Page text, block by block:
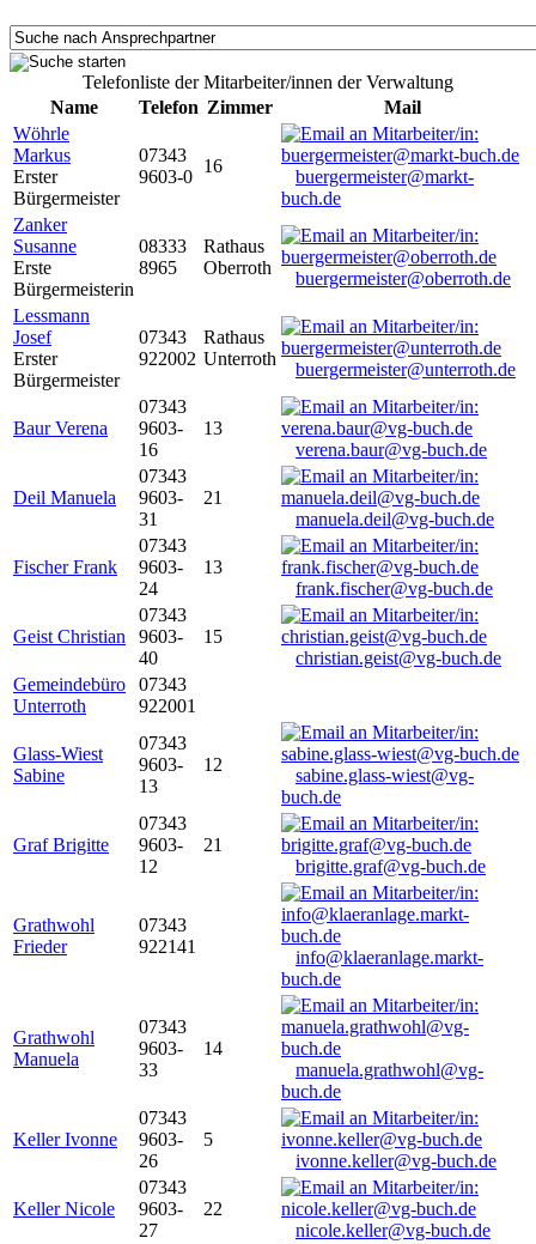
Telefonliste der Mitarbeiter/innen der Verwaltung
Name
Telefon Zimmer
Mail
Wöhrle
Markus
Erster
Bürgermeister
07343
9603-0
16
buergermeister@markt-
buch.de
Zanker
Susanne
Erste
Bürgermeisterin
08333
8965
Rathaus
Oberroth
buergermeister@oberroth.de
Lessmann
Josef
Erster
Bürgermeister
07343
922002
Rathaus
Unterroth
buergermeister@unterroth.de
Baur Verena
07343
9603-
16
13
verena.baur@vg-buch.de
Deil Manuela
07343
9603-
31
21
manuela.deil@vg-buch.de
Fischer Frank
07343
9603-
24
13
frank.fischer@vg-buch.de
Geist Christian
07343
9603-
40
15
christian.geist@vg-buch.de
Gemeindebüro
Unterroth
07343
922001
Glass-Wiest
Sabine
07343
9603-
13
12
sabine.glass-wiest@vg-
buch.de
Graf Brigitte
07343
9603-
12
21
brigitte.graf@vg-buch.de
Grathwohl
Frieder
07343
922141
info@klaeranlage.markt-
buch.de
Grathwohl
Manuela
07343
9603-
33
14
manuela.grathwohl@vg-
buch.de
Keller Ivonne
07343
9603-
26
5
ivonne.keller@vg-buch.de
Keller Nicole
07343
9603-
27
22
nicole.keller@vg-buch.de